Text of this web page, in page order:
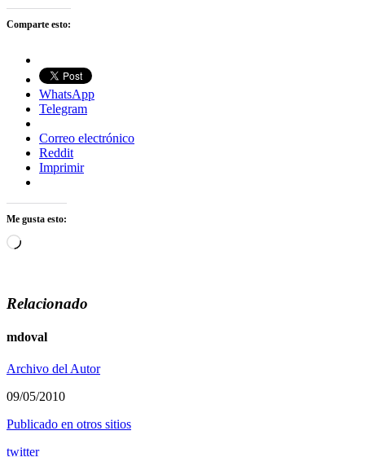
Comparte esto:
WhatsApp
Telegram
Correo electrónico
Reddit
Imprimir
Me gusta esto:
Cargando...
Relacionado
mdoval
Archivo del Autor
09/05/2010
Publicado en otros sitios
twitter